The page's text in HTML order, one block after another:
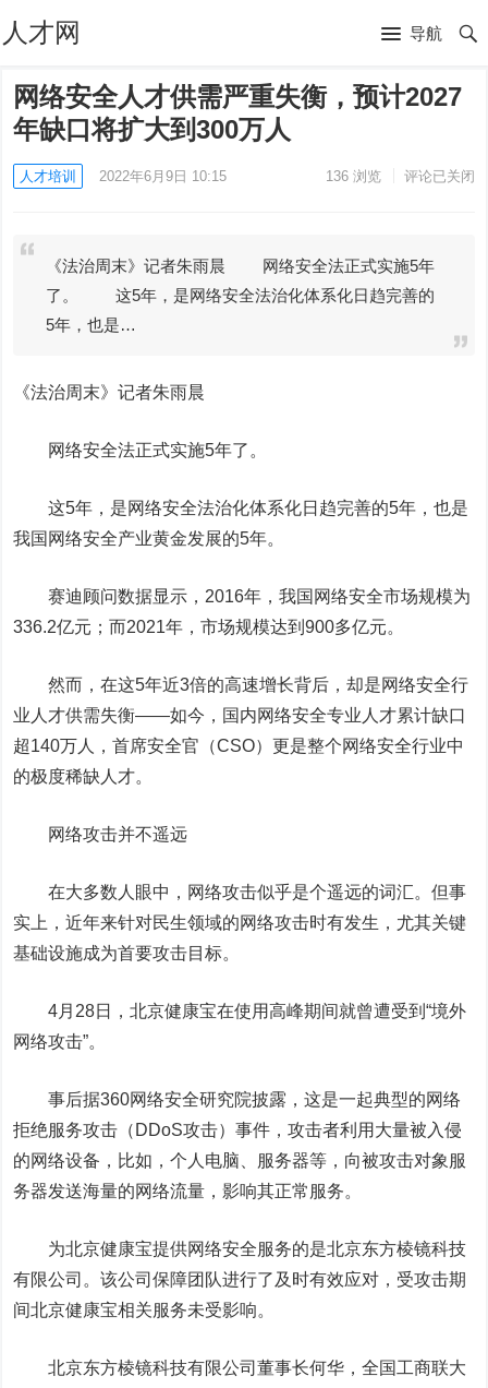
人才网 导航
网络安全人才供需严重失衡，预计2027
年缺口将扩大到300万人
人才培训 2022年6月9日 10:15 136浏览 评论已关闭
《法治周末》记者朱雨晨 网络安全法正式实施5年
了。 这5年，是网络安全法治化体系化日趋完善的
5年，也是…
《法治周末》记者朱雨晨
网络安全法正式实施5年了。
这5年，是网络安全法治化体系化日趋完善的5年，也是
我国网络安全产业黄金发展的5年。
赛迪顾问数据显示， 2016年，我国网络安全市场规模为
336.2亿元；而2021年，市场规模达到900多亿元。
然而，在这5年近3倍的高速增长背后，却是网络安全行
业人才供需失衡——如今，国内网络安全专业人才累计缺口
超140万人，首席安全官（CSO）更是整个网络安全行业中
的极度稀缺人才。
网络攻击并不遥远
在大多数人眼中，网络攻击似乎是个遥远的词汇。但事
实上，近年来针对民生领域的网络攻击时有发生，尤其关键
基础设施成为首要攻击目标。
4月 28日，北京健康宝在使用高峰期间就曾遭受到“境外
网络攻击”。
事后据360网络安全研究院披露，这是一起典型的网络
拒绝服务攻击（ DDoS攻击）事件，攻击者利用大量被入侵
的网络设备，比如，个人电脑、服务器等，向被攻击对象服
务器发送海量的网络流量，影响其正常服务。
为北京健康宝提供网络安全服务的是北京东方棱镜科技
有限公司。该公司保障团队进行了及时有效应对，受攻击期
间北京健康宝相关服务未受影响。
北京东方棱镜科技有限公司董事长何华，全国工商联大